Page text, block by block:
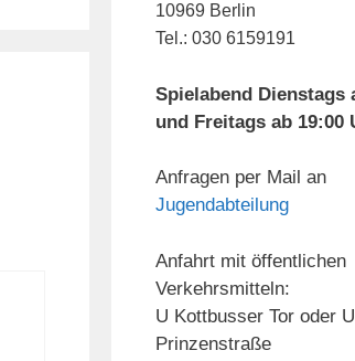
10969 Berlin
Tel.: 030 6159191
Spielabend Dienstags
und Freitags ab 19:00
Anfragen per Mail an
Jugendabteilung
Anfahrt mit öffentlichen
Verkehrsmitteln:
U Kottbusser Tor oder U
Prinzenstraße